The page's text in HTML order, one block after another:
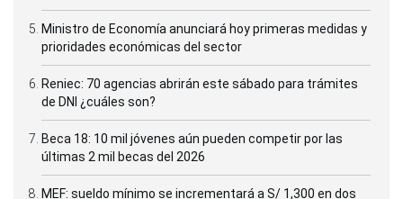
Ministro de Economía anunciará hoy primeras medidas y
prioridades económicas del sector
Reniec: 70 agencias abrirán este sábado para trámites
de DNI ¿cuáles son?
Beca 18: 10 mil jóvenes aún pueden competir por las
últimas 2 mil becas del 2026
MEF: sueldo mínimo se incrementará a S/ 1,300 en dos